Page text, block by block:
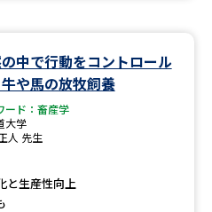
実施プログラムから探す
夢ナビライブ
資料検索
中で行動をコントロール
や馬の放牧飼養
ード：畜産学
大学
人 先生
と生産性向上